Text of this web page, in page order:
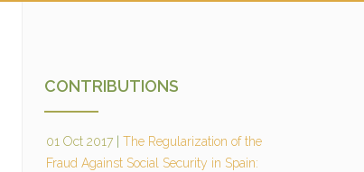
CONTRIBUTIONS
01 Oct 2017
The Regularization of the
Fraud Against Social Security in Spain: